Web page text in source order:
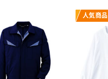
人気商品